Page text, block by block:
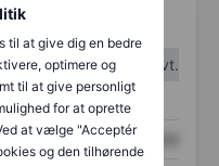
til at give dig en bedre
optimere og
til at give personligt
for at oprette
at vælge "Acceptér
og den tilhørende
1. kvt.
2. kvt.
XXXXXXX